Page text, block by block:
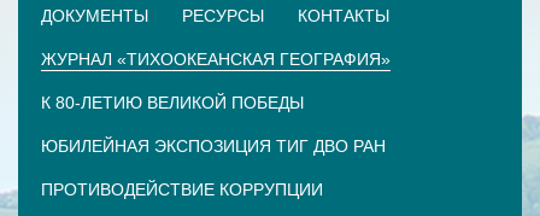
ДОКУМЕНТЫ РЕСУРСЫ КОНТАКТЫ
ЖУРНАЛ «ТИХООКЕАНСКАЯ ГЕОГРАФИЯ»
К 80-ЛЕТИЮ ВЕЛИКОЙ ПОБЕДЫ
ЮБИЛЕЙНАЯ ЭКСПОЗИЦИЯ ТИГ ДВО РАН
ПРОТИВОДЕЙСТВИЕ КОРРУПЦИИ